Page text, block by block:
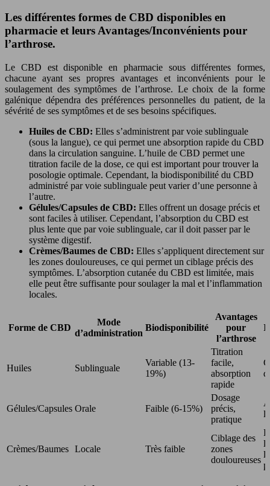
Les différentes formes de CBD disponibles en
pharmacie et leurs Avantages/Inconvénients pour
l’arthrose.
Le CBD est disponible en pharmacie sous différentes formes,
chacune ayant ses propres avantages et inconvénients pour le
soulagement des symptômes de l’arthrose. Le choix de la forme
galénique dépendra des préférences personnelles du patient, de la
sévérité de ses symptômes et de ses besoins spécifiques.
Huiles de CBD: Elles s’administrent par voie sublinguale
(sous la langue), ce qui permet une absorption rapide du CBD
dans la circulation sanguine. L’huile de CBD permet une
titration facile de la dose, ce qui est important pour trouver la
posologie optimale. Cependant, la biodisponibilité du CBD
administré par voie sublinguale peut varier d’une personne à
l’autre.
Gélules/Capsules de CBD: Elles offrent un dosage précis et
sont faciles à utiliser. Cependant, l’absorption du CBD est
plus lente que par voie sublinguale, car il doit passer par le
système digestif.
Crèmes/Baumes de CBD: Elles s’appliquent directement sur
les zones douloureuses, ce qui permet un ciblage précis des
symptômes. L’absorption cutanée du CBD est limitée, mais
elle peut être suffisante pour soulager la mal et l’inflammation
locales.
Forme de CBD
Mode
d’administration
Biodisponibilité
Avantages
pour
l’arthrose
Huiles Sublinguale
Variable (13-
19%)
Titration
facile,
absorption
rapide
Gélules/Capsules Orale Faible (6-15%)
Dosage
précis,
pratique
Crèmes/Baumes Locale Très faible
Ciblage des
zones
douloureuses